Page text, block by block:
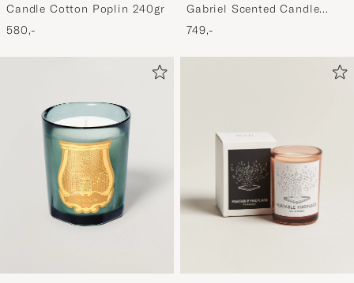
Candle Cotton Poplin 240gr
580,-
Gabriel Scented Candle
270g
749,-